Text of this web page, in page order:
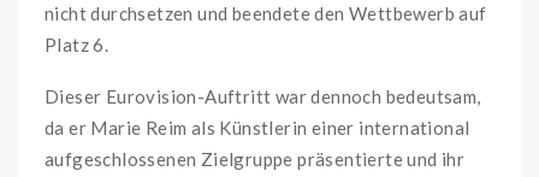
nicht durchsetzen und beendete den Wettbewerb auf
Platz 6.
Dieser Eurovision-Auftritt war dennoch bedeutsam,
da er Marie Reim als Künstlerin einer international
aufgeschlossenen Zielgruppe präsentierte und ihr